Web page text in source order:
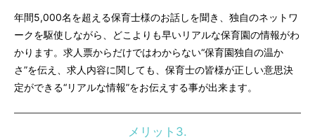
年間5,000名を超える保育士様のお話しを聞き、独自のネットワ
ークを駆使しながら、どこよりも早いリアルな保育園の情報がわ
かります。求人票からだけではわからない“保育園独自の温か
さ”を伝え、求人内容に関しても、保育士の皆様が正しい意思決
定ができる“リアルな情報”をお伝えする事が出来ます。
メリット3.